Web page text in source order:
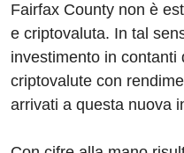
Fairfax County non è
e criptovaluta. In tal
investimento in contanti
criptovalute con
arrivati a questa nuova